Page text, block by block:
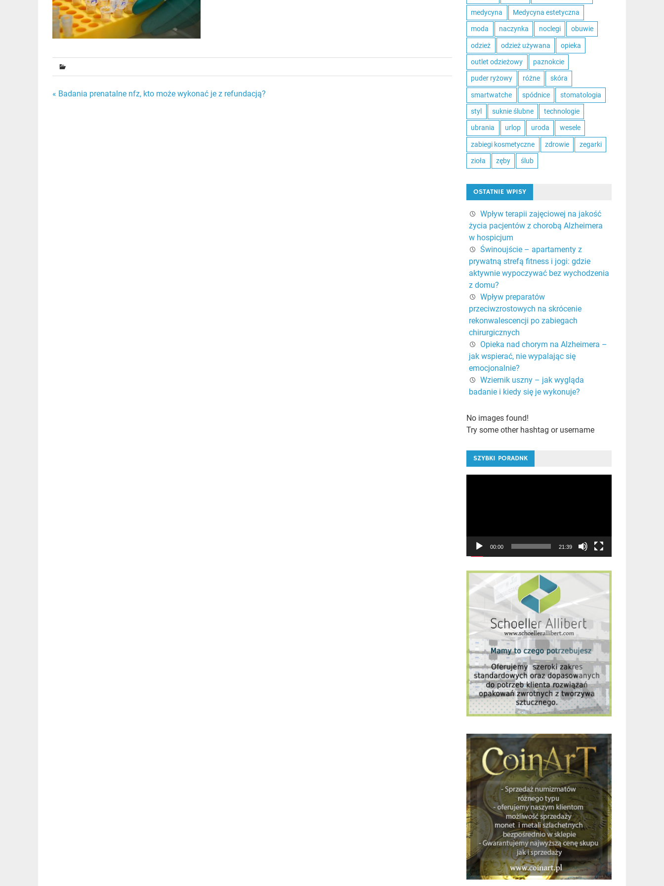
Nawigacja
« Badania prenatalne nfz, kto może wykonać je z refundacją?
medycyna Medycyna estetyczna
moda naczynka noclegi obuwie
odzież odzież używana opieka
outlet odzieżowy paznokcie
puder ryżowy różne skóra
smartwatche spódnice stomatologia
styl suknie ślubne technologie
ubrania urlop uroda wesele
zabiegi kosmetyczne zdrowie zegarki
zioła zęby ślub
OSTATNIE WPISY
Wpływ terapii zajęciowej na jakość
życia pacjentów z chorobą Alzheimera
w hospicjum
Świnoujście – apartamenty z
prywatną strefą fitness i jogi: gdzie
aktywnie wypoczywać bez wychodzenia
z domu?
Wpływ preparatów
przeciwzrostowych na skrócenie
rekonwalescencji po zabiegach
chirurgicznych
Opieka nad chorym na Alzheimera –
jak wspierać, nie wypalając się
emocjonalnie?
Wziernik uszny – jak wygląda
badanie i kiedy się je wykonuje?
No images found!
Try some other hashtag or username
SZYBKI PORADNK
00:00 21:39